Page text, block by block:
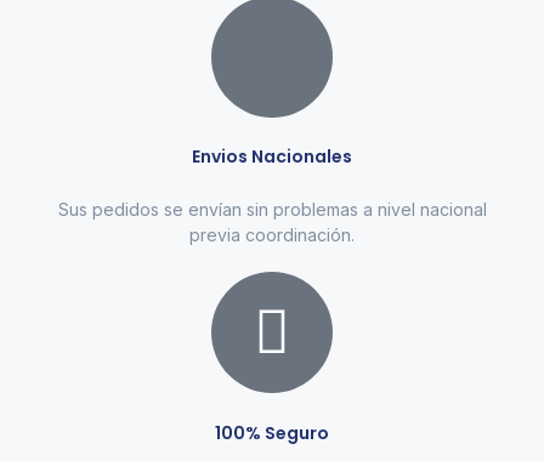
Envios Nacionales
Sus pedidos se envían sin problemas a nivel nacional
previa coordinación.
100% Seguro